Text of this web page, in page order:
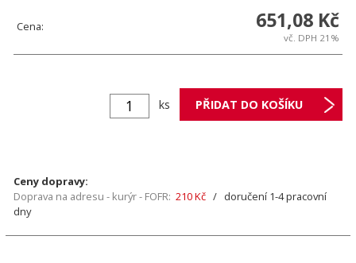
Cena: 651,08 Kč
vč. DPH 21%
ks
Ceny dopravy:
Doprava na adresu - kurýr - FOFR: 210 Kč / doručení 1-4 pracovní
dny